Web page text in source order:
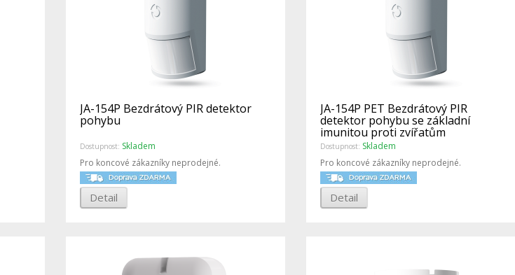
JA-154P Bezdrátový PIR detektor
pohybu
Dostupnost: Skladem
Pro koncové zákazníky neprodejné.
Detail
JA-154P PET Bezdrátový PIR
detektor pohybu se základní
imunitou proti zvířatům
Dostupnost: Skladem
Pro koncové zákazníky neprodejné.
Detail